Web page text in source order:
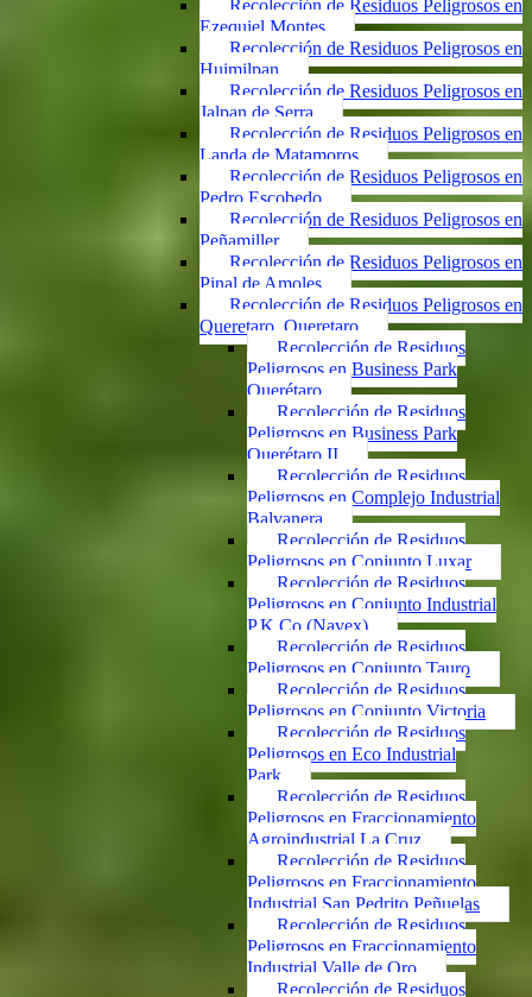
Recolección de Residuos Peligrosos en
Ezequiel Montes
Recolección de Residuos Peligrosos en
Huimilpan
Recolección de Residuos Peligrosos en
Jalpan de Serra
Recolección de Residuos Peligrosos en
Landa de Matamoros
Recolección de Residuos Peligrosos en
Pedro Escobedo
Recolección de Residuos Peligrosos en
Peñamiller
Recolección de Residuos Peligrosos en
Pinal de Amoles
Recolección de Residuos Peligrosos en
Queretaro, Queretaro
Recolección de Residuos
Peligrosos en Business Park
Querétaro
Recolección de Residuos
Peligrosos en Business Park
Querétaro II
Recolección de Residuos
Peligrosos en Complejo Industrial
Balvanera
Recolección de Residuos
Peligrosos en Conjunto Luxar
Recolección de Residuos
Peligrosos en Conjunto Industrial
P.K.Co (Navex)
Recolección de Residuos
Peligrosos en Conjunto Tauro
Recolección de Residuos
Peligrosos en Conjunto Victoria
Recolección de Residuos
Peligrosos en Eco Industrial
Park
Recolección de Residuos
Peligrosos en Fraccionamiento
Agroindustrial La Cruz
Recolección de Residuos
Peligrosos en Fraccionamiento
Industrial San Pedrito Peñuelas
Recolección de Residuos
Peligrosos en Fraccionamiento
Industrial Valle de Oro
Recolección de Residuos